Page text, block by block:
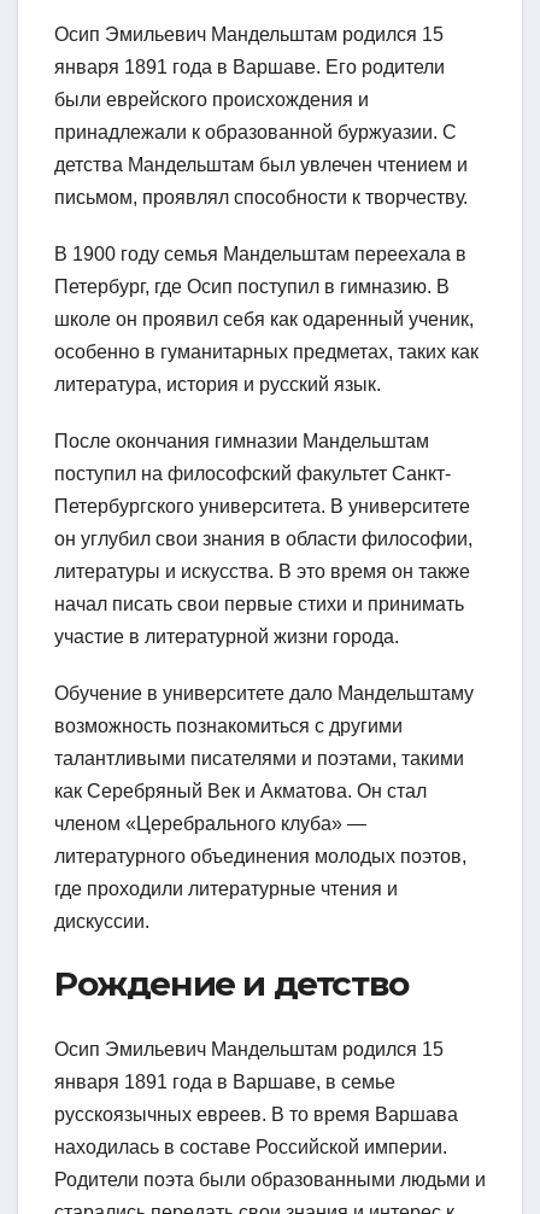
Осип Эмильевич Мандельштам родился 15
января 1891 года в Варшаве. Его родители
были еврейского происхождения и
принадлежали к образованной буржуазии. С
детства Мандельштам был увлечен чтением и
письмом, проявлял способности к творчеству.
В 1900 году семья Мандельштам переехала в
Петербург, где Осип поступил в гимназию. В
школе он проявил себя как одаренный ученик,
особенно в гуманитарных предметах, таких как
литература, история и русский язык.
После окончания гимназии Мандельштам
поступил на философский факультет Санкт-
Петербургского университета. В университете
он углубил свои знания в области философии,
литературы и искусства. В это время он также
начал писать свои первые стихи и принимать
участие в литературной жизни города.
Обучение в университете дало Мандельштаму
возможность познакомиться с другими
талантливыми писателями и поэтами, такими
как Серебряный Век и Акматова. Он стал
членом «Церебрального клуба» —
литературного объединения молодых поэтов,
где проходили литературные чтения и
дискуссии.
Рождение и детство
Осип Эмильевич Мандельштам родился 15
января 1891 года в Варшаве, в семье
русскоязычных евреев. В то время Варшава
находилась в составе Российской империи.
Родители поэта были образованными людьми и